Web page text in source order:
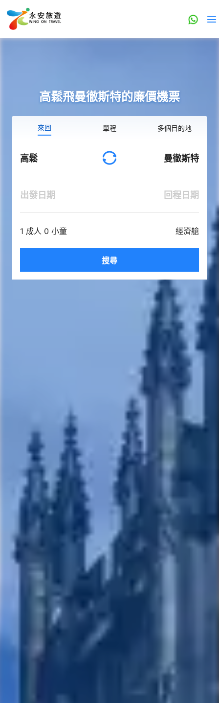
高鬆飛曼徹斯特的廉價機票
來回 單程 多個目的地
高鬆 曼徹斯特
出發日期 回程日期
1 成人 0 小童 經濟艙
搜尋